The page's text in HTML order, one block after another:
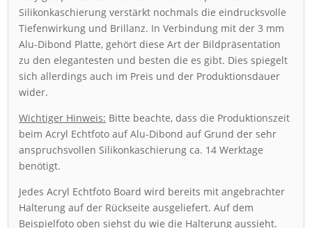
Silikonkaschierung verstärkt nochmals die eindrucksvolle
Tiefenwirkung und Brillanz. In Verbindung mit der 3 mm
Alu-Dibond Platte, gehört diese Art der Bildpräsentation
zu den elegantesten und besten die es gibt. Dies spiegelt
sich allerdings auch im Preis und der Produktionsdauer
wider.
Wichtiger Hinweis: Bitte beachte, dass die Produktionszeit
beim Acryl Echtfoto auf Alu-Dibond auf Grund der sehr
anspruchsvollen Silikonkaschierung ca. 14 Werktage
benötigt.
Jedes Acryl Echtfoto Board wird bereits mit angebrachter
Halterung auf der Rückseite ausgeliefert. Auf dem
Beispielfoto oben siehst du wie die Halterung aussieht.